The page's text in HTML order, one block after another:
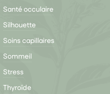
Santé occulaire
Silhouette
Soins capillaires
Sommeil
Stress
Thyroïde